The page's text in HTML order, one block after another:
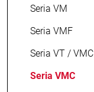
Seria VM
Seria VMF
Seria VT / VMC
Seria VMC